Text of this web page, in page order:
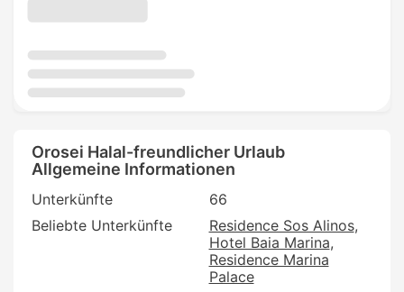
Orosei Halal-freundlicher Urlaub
Allgemeine Informationen
Unterkünfte
66
Beliebte Unterkünfte
Residence Sos Alinos
Hotel Baia Marina
Residence Marina
Palace